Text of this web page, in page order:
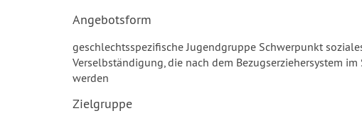
Angebotsform
geschlechtsspezifische Jugendgruppe Schwerpunkt
Verselbständigung, die nach dem Bezugserziehersystem
werden
Zielgruppe